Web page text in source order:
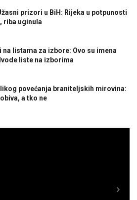
prizori u BiH: Rijeka u potpunosti
riba uginula
na listama za izbore: Ovo su imena
liste na izborima
povećanja braniteljskih mirovina:
a tko ne